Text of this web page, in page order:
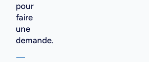
pour
faire
une
demande.